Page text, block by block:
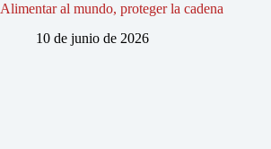
Alimentar al mundo, proteger la cadena
10 de junio de 2026